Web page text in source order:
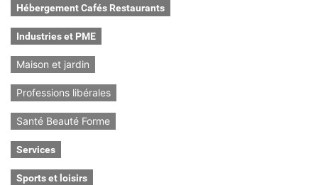
Hébergement Cafés Restaurants
Industries et PME
Maison et jardin
Professions libérales
Santé Beauté Forme
Services
Sports et loisirs